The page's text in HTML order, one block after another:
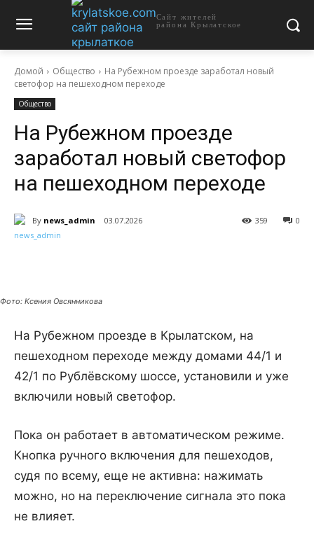
Сайт жителей
района Крылатское
Домой Общество
На Рубежном проезде заработал новый
светофор на пешеходном переходе
Общество
На Рубежном проезде
заработал новый светофор
на пешеходном переходе
By news_admin 03.07.2026 0
359
Фото: Ксения Овсянникова
На Рубежном проезде в Крылатском, на
пешеходном переходе между домами 44/1 и
42/1 по Рублёвскому шоссе, установили и уже
включили новый светофор.
Пока он работает в автоматическом режиме.
Кнопка ручного включения для пешеходов,
судя по всему, еще не активна: нажимать
можно, но на переключение сигнала это пока
не влияет.